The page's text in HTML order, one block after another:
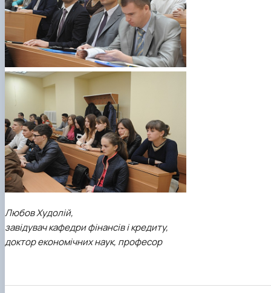
Любов Худолій,
завідувач кафедри фінансів і кредиту,
доктор економічних наук, професор